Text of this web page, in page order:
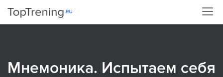
Мнемоника. Испытаем себя